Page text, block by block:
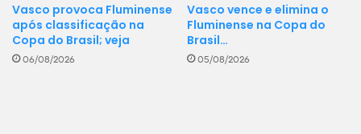
Vasco provoca Fluminense
após classificação na
Copa do Brasil; veja
06/08/2026
Vasco vence e elimina o
Fluminense na Copa do
Brasil…
05/08/2026